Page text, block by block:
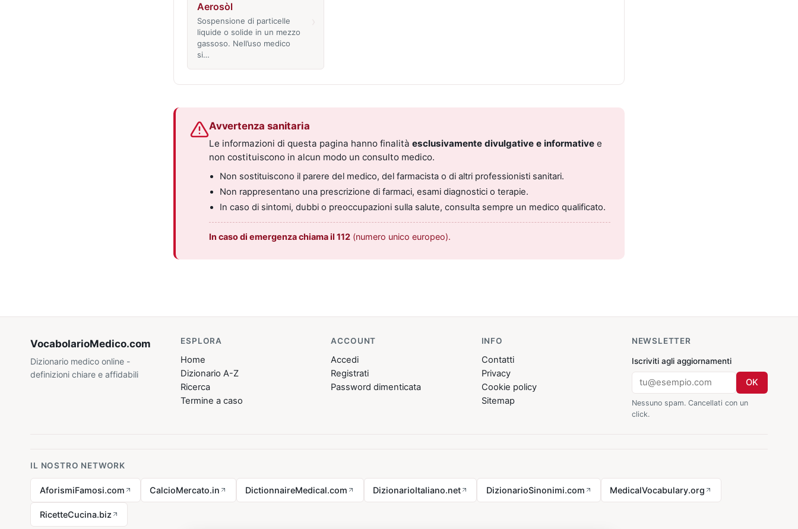
Aerosòl
Sospensione di particelle
liquide o solide in un mezzo
gassoso. Nell’uso medico
si…
Avvertenza sanitaria
Le informazioni di questa pagina hanno finalità esclusivamente divulgative e informative e
non costituiscono in alcun modo un consulto medico.
Non sostituiscono il parere del medico, del farmacista o di altri professionisti sanitari.
Non rappresentano una prescrizione di farmaci, esami diagnostici o terapie.
In caso di sintomi, dubbi o preoccupazioni sulla salute, consulta sempre un medico qualificato.
In caso di emergenza chiama il 112 (numero unico europeo).
VocabolarioMedico.com
Dizionario medico online -
definizioni chiare e affidabili
ESPLORA
Home
Dizionario A-Z
Ricerca
Termine a caso
ACCOUNT
Accedi
Registrati
Password dimenticata
INFO
Contatti
Privacy
Cookie policy
Sitemap
NEWSLETTER
Iscriviti agli aggiornamenti
OK
Nessuno spam. Cancellati con un
click.
IL NOSTRO NETWORK
AforismiFamosi.com CalcioMercato.in DictionnaireMedical.com DizionarioItaliano.net DizionarioSinonimi.com MedicalVocabulary.org
RicetteCucina.biz